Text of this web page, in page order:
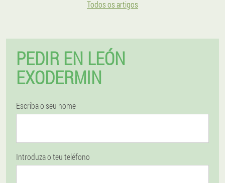
Todos os artigos
PEDIR EN LEÓN
EXODERMIN
Escriba o seu nome
Introduza o teu teléfono